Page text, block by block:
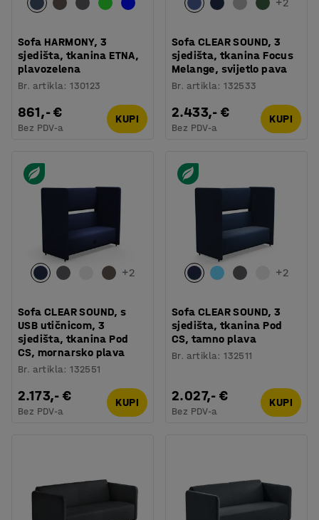
Sofa HARMONY, 3
sjedišta, tkanina ETNA,
plavozelena
Br. artikla:130123
861,- €
Bez PDV-a
KUPI
Sofa CLEAR SOUND, 3
sjedišta, tkanina Focus
Melange, svijetlo pava
Br. artikla:132533
2.433,- €
Bez PDV-a
KUPI
+2
Sofa CLEAR SOUND, s
USB utičnicom, 3
sjedišta, tkanina Pod
CS, mornarsko plava
Br. artikla:132551
2.173,- €
Bez PDV-a
KUPI
+2
Sofa CLEAR SOUND, 3
sjedišta, tkanina Pod
CS, tamno plava
Br. artikla:132511
2.027,- €
Bez PDV-a
KUPI